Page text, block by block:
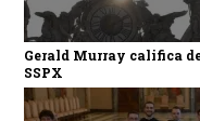
Gerald Murray califica
SSPX